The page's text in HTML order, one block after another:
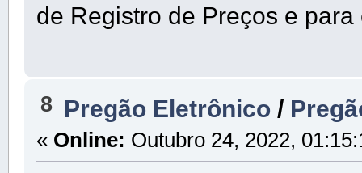
de Registro de Preços e
8 Pregão Eletrônico/
« Online: Outubro 24, 2022,